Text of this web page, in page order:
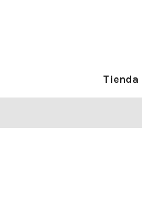
Tienda